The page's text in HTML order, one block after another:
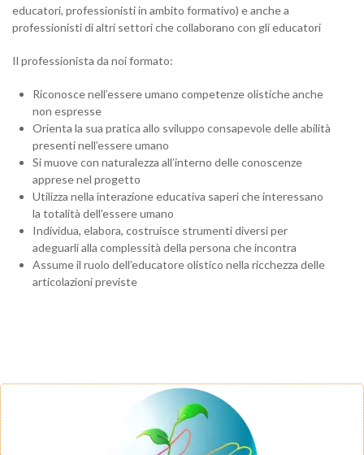
educatori, professionisti in ambito formativo) e anche a
professionisti di altri settori che collaborano con gli educatori
Il professionista da noi formato:
Riconosce nell’essere umano competenze olistiche anche
non espresse
Orienta la sua pratica allo sviluppo consapevole delle abilità
presenti nell’essere umano
Si muove con naturalezza all’interno delle conoscenze
apprese nel progetto
Utilizza nella interazione educativa saperi che interessano
la totalità dell’essere umano
Individua, elabora, costruisce strumenti diversi per
adeguarli alla complessità della persona che incontra
Assume il ruolo dell’educatore olistico nella ricchezza delle
articolazioni previste